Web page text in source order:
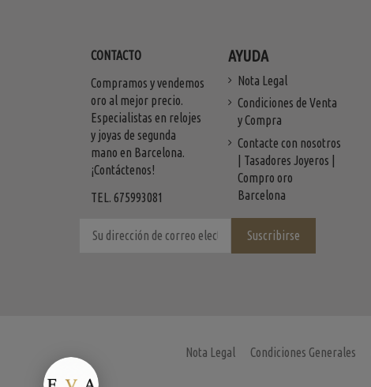
CONTACTO
Compramos y vendemos
oro al mejor precio.
Especialistas en relojes
y joyas de segunda
mano en Barcelona.
¡Contáctenos!
TEL. 675993081
AYUDA
Nota Legal
Condiciones de Venta
y Compra
Contacte con nosotros
| Tasadores Joyeros |
Compro oro
Barcelona
Nota Legal Condiciones Generales